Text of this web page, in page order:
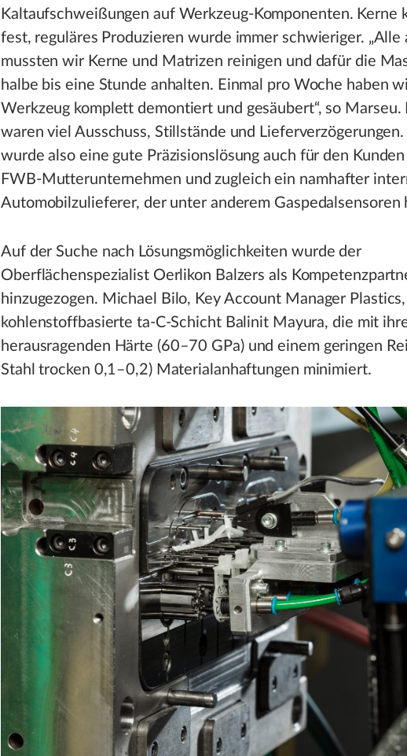
Kaltaufschweißungen auf Werkzeug-Komponenten. Kerne
fest, reguläres Produzieren wurde immer schwieriger. „Alle
mussten wir Kerne und Matrizen reinigen und dafür die
halbe bis eine Stunde anhalten. Einmal pro Woche haben
Werkzeug komplett demontiert und gesäubert“, so Marseu.
waren viel Ausschuss, Stillstände und
wurde also eine gute Präzisionslösung auch für den
FWB-Mutterunternehmen und zugleich ein namhafter
Automobilzulieferer, der unter anderem Gaspedalsensoren
Auf der Suche nach Lösungsmöglichkeiten wurde der
Oberflächenspezialist Oerlikon Balzers als
hinzugezogen. Michael Bilo, Key Account Manager
kohlenstoffbasierte ta-C-Schicht Balinit Mayura, die mit
herausragenden Härte (60–70 GPa) und einem geringen
Stahl trocken 0,1–0,2) Materialanhaftungen minimiert.